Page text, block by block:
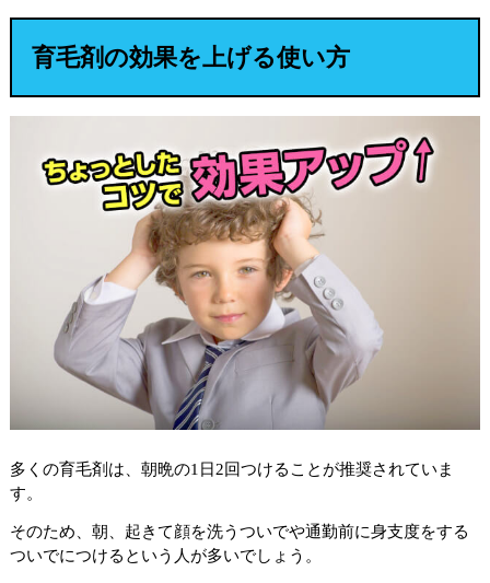
育毛剤の効果を上げる使い方
多くの育毛剤は、朝晩の1日2回つけることが推奨されていま
す。
そのため、朝、起きて顔を洗うついでや通勤前に身支度をする
ついでにつけるという人が多いでしょう。